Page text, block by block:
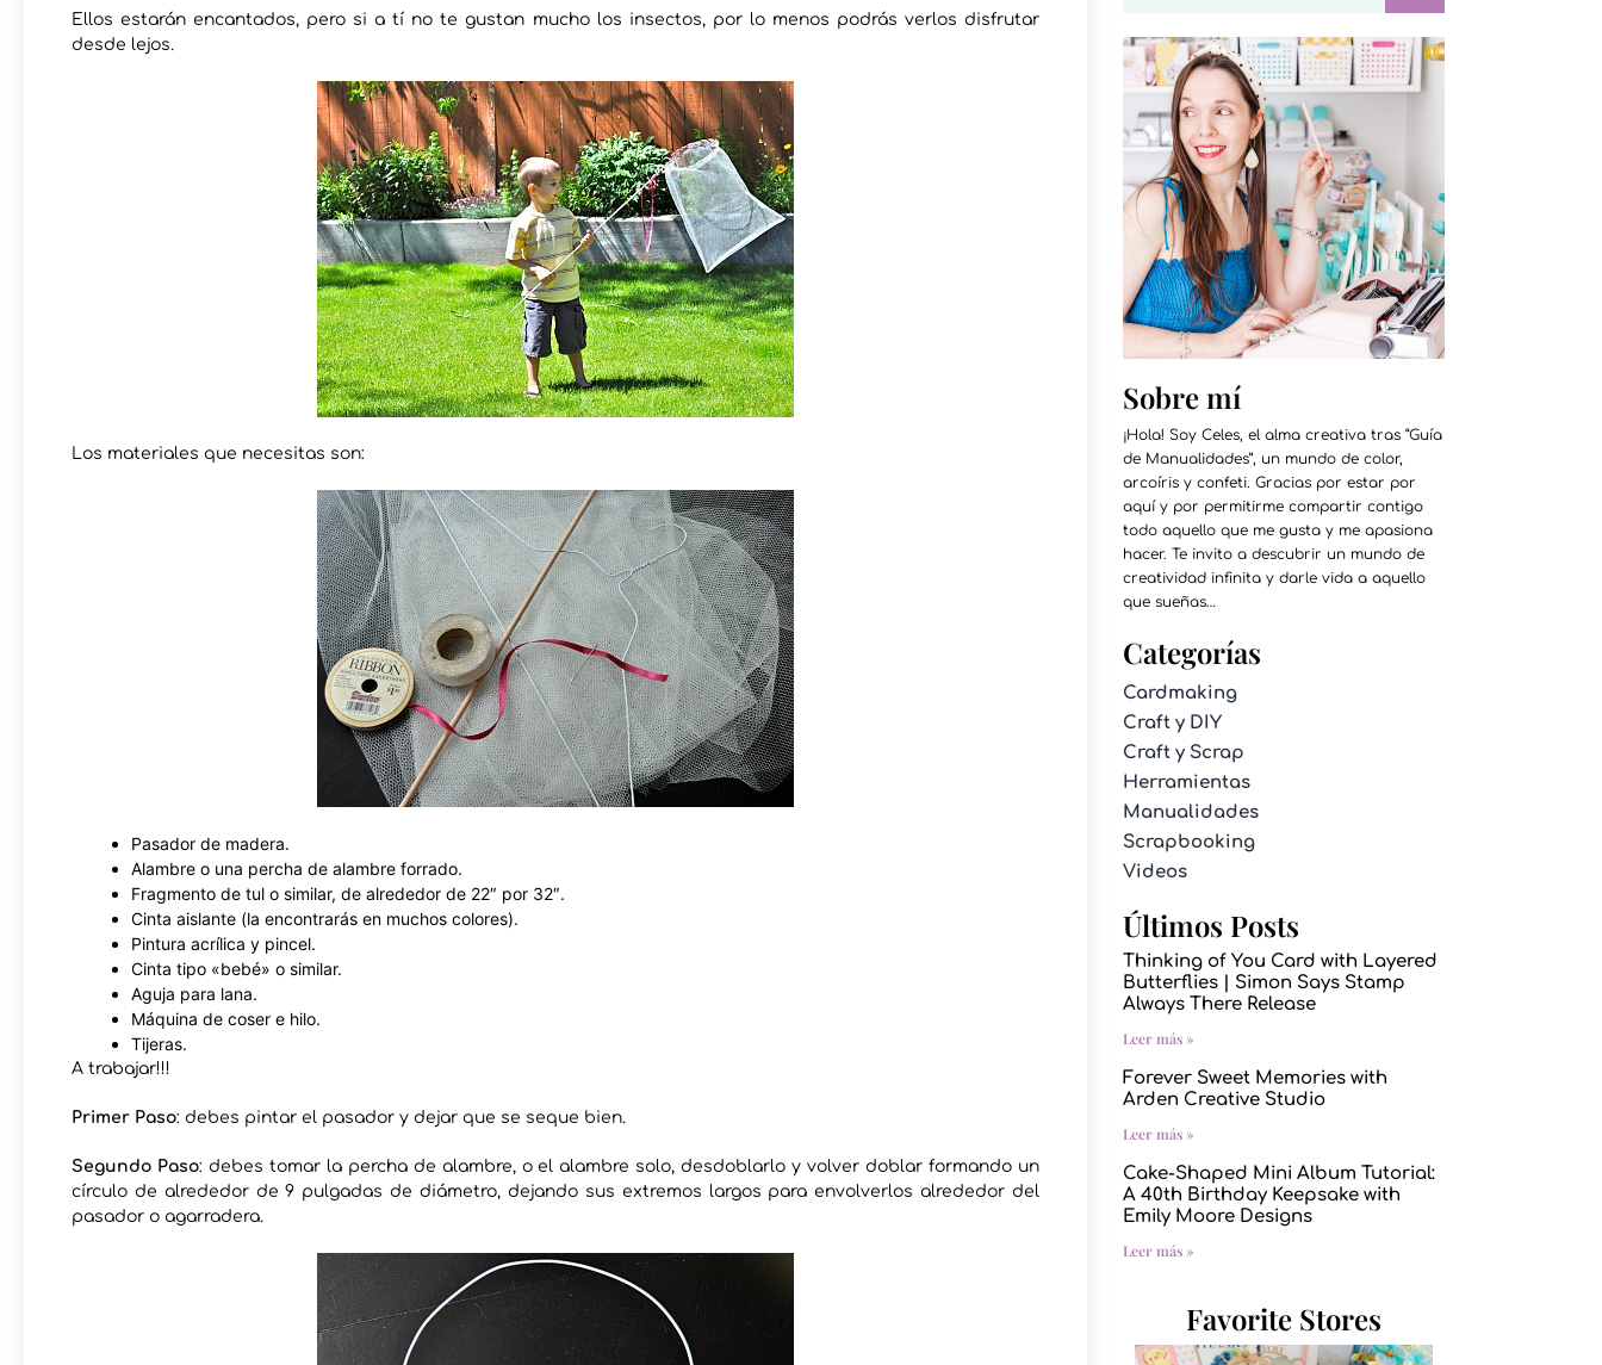
Ellos estarán encantados, pero si a tí no te gustan mucho los insectos, por lo menos podrás verlos disfrutar
desde lejos.
Los materiales que necesitas son:
Pasador de madera.
Alambre o una percha de alambre forrado.
Fragmento de tul o similar, de alrededor de 22″ por 32″.
Cinta aislante (la encontrarás en muchos colores).
Pintura acrílica y pincel.
Cinta tipo «bebé» o similar.
Aguja para lana.
Máquina de coser e hilo.
Tijeras.
A trabajar!!!
Primer Paso: debes pintar el pasador y dejar que se seque bien.
Segundo Paso: debes tomar la percha de alambre, o el alambre solo, desdoblarlo y volver doblar formando un
círculo de alrededor de 9 pulgadas de diámetro, dejando sus extremos largos para envolverlos alrededor del
pasador o agarradera.
Sobre mí
¡Hola! Soy Celes, el alma creativa tras “Guía
de Manualidades”, un mundo de color,
arcoíris y confeti. Gracias por estar por
aquí y por permitirme compartir contigo
todo aquello que me gusta y me apasiona
hacer. Te invito a descubrir un mundo de
creatividad infinita y darle vida a aquello
que sueñas…
Categorías
Cardmaking
Craft y DIY
Craft y Scrap
Herramientas
Manualidades
Scrapbooking
Videos
Últimos Posts
Thinking of You Card with Layered
Butterflies | Simon Says Stamp
Always There Release
Leer más »
Forever Sweet Memories with
Arden Creative Studio
Leer más »
Cake-Shaped Mini Album Tutorial:
A 40th Birthday Keepsake with
Emily Moore Designs
Leer más »
Favorite Stores